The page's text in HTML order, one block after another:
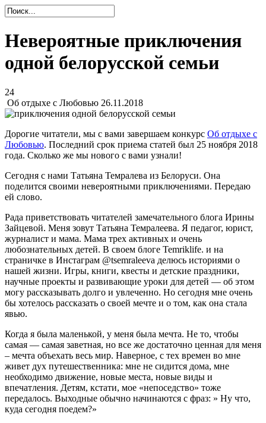
Невероятные приключения
одной белорусской семьи
24
Об отдыхе с Любовью 26.11.2018
Дорогие читатели, мы с вами завершаем конкурс Об отдыхе с
Любовью. Последний срок приема статей был 25 ноября 2018
года. Сколько же мы нового с вами узнали!
Сегодня с нами Татьяна Темралева из Белоруси. Она
поделится своими невероятными приключениями. Передаю
ей слово.
Рада приветствовать читателей замечательного блога Ирины
Зайцевой. Меня зовут Татьяна Темралеева. Я педагог, юрист,
журналист и мама. Мама трех активных и очень
любознательных детей. В своем блоге Temriklife. и на
страничке в Инстаграм @tsemraleeva делюсь историями о
нашей жизни. Игры, книги, квесты и детские праздники,
научные проекты и развивающие уроки для детей — об этом
могу рассказывать долго и увлеченно. Но сегодня мне очень
бы хотелось рассказать о своей мечте и о том, как она стала
явью.
Когда я была маленькой, у меня была мечта. Не то, чтобы
самая — самая заветная, но все же достаточно ценная для меня
– мечта объехать весь мир. Наверное, с тех времен во мне
живет дух путешественника: мне не сидится дома, мне
необходимо движение, новые места, новые виды и
впечатления. Детям, кстати, мое «непоседство» тоже
передалось. Выходные обычно начинаются с фраз: » Ну что,
куда сегодня поедем?»